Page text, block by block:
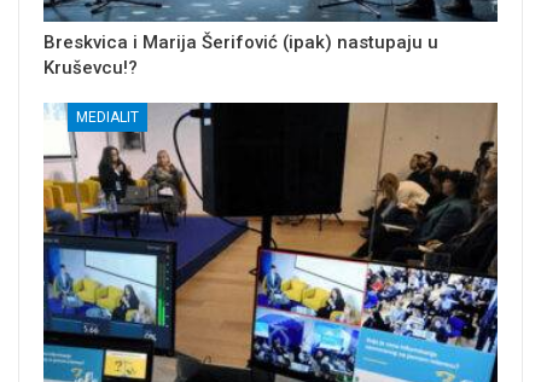
Breskvica i Marija Šerifović (ipak) nastupaju u
Kruševcu!?
MEDIALIT